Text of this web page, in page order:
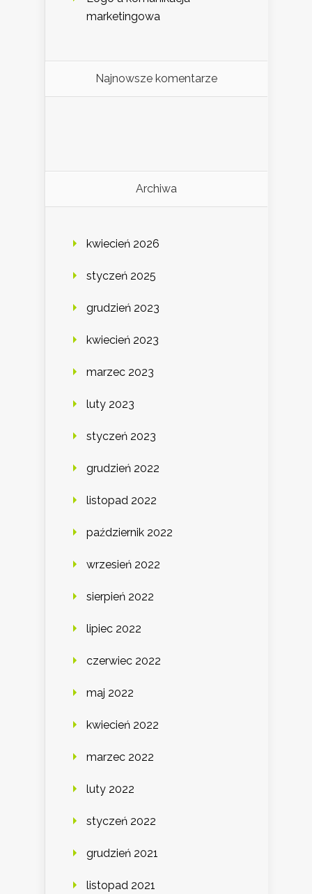
marketingowa
Najnowsze komentarze
Archiwa
kwiecień 2026
styczeń 2025
grudzień 2023
kwiecień 2023
marzec 2023
luty 2023
styczeń 2023
grudzień 2022
listopad 2022
październik 2022
wrzesień 2022
sierpień 2022
lipiec 2022
czerwiec 2022
maj 2022
kwiecień 2022
marzec 2022
luty 2022
styczeń 2022
grudzień 2021
listopad 2021